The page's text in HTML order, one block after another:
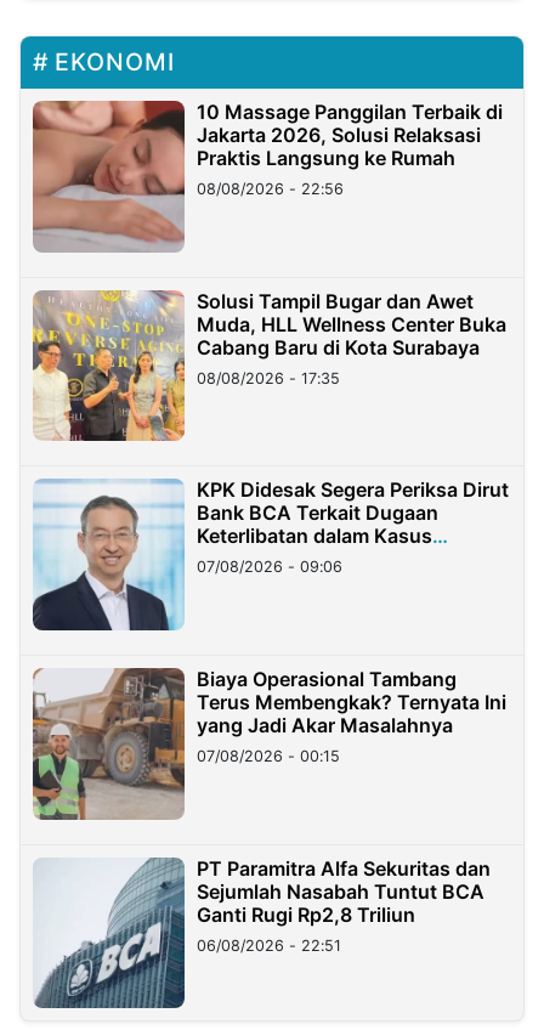
EKONOMI
10 Massage Panggilan Terbaik di
Jakarta 2026, Solusi Relaksasi
Praktis Langsung ke Rumah
08/08/2026 - 22:56
Solusi Tampil Bugar dan Awet
Muda, HLL Wellness Center Buka
Cabang Baru di Kota Surabaya
08/08/2026 - 17:35
KPK Didesak Segera Periksa Dirut
Bank BCA Terkait Dugaan
Keterlibatan dalam Kasus
Hilangnya Dana Nasabah Rp2,58
Miliar
07/08/2026 - 09:06
Biaya Operasional Tambang
Terus Membengkak? Ternyata Ini
yang Jadi Akar Masalahnya
07/08/2026 - 00:15
PT Paramitra Alfa Sekuritas dan
Sejumlah Nasabah Tuntut BCA
Ganti Rugi Rp2,8 Triliun
06/08/2026 - 22:51